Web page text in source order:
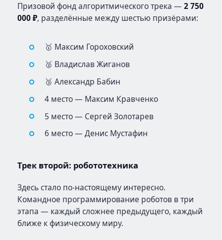
Призовой фонд алгоритмического трека — 2 750
000 ₽, разделённые между шестью призёрами:
🥇 Максим Гороховский
🥈 Владислав Жиганов
🥉 Александр Бабин
4 место — Максим Кравченко
5 место — Сергей Золотарев
6 место — Денис Мустафин
Трек второй: робототехника
Здесь стало по-настоящему интересно.
Командное программирование роботов в три
этапа — каждый сложнее предыдущего, каждый
ближе к физическому миру.